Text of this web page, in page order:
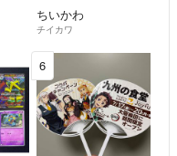
ちいかわ
チイカワ
6